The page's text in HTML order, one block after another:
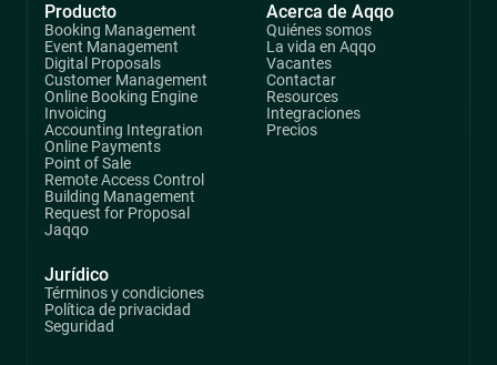
Producto
Booking Management
Event Management
Digital Proposals
Customer Management
Online Booking Engine
Invoicing
Accounting Integration
Online Payments
Point of Sale
Remote Access Control
Building Management
Request for Proposal
Jaqqo
Acerca de Aqqo
Quiénes somos
La vida en Aqqo
Vacantes
Contactar
Resources
Integraciones
Precios
Jurídico
Términos y condiciones
Política de privacidad
Seguridad